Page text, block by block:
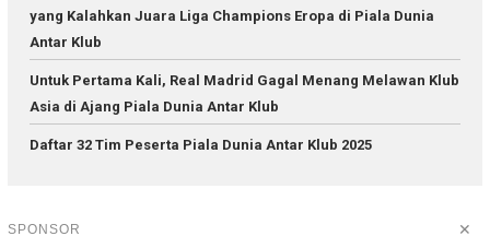
yang Kalahkan Juara Liga Champions Eropa di Piala Dunia
Antar Klub
Untuk Pertama Kali, Real Madrid Gagal Menang Melawan Klub
Asia di Ajang Piala Dunia Antar Klub
Daftar 32 Tim Peserta Piala Dunia Antar Klub 2025
SPONSOR ✕